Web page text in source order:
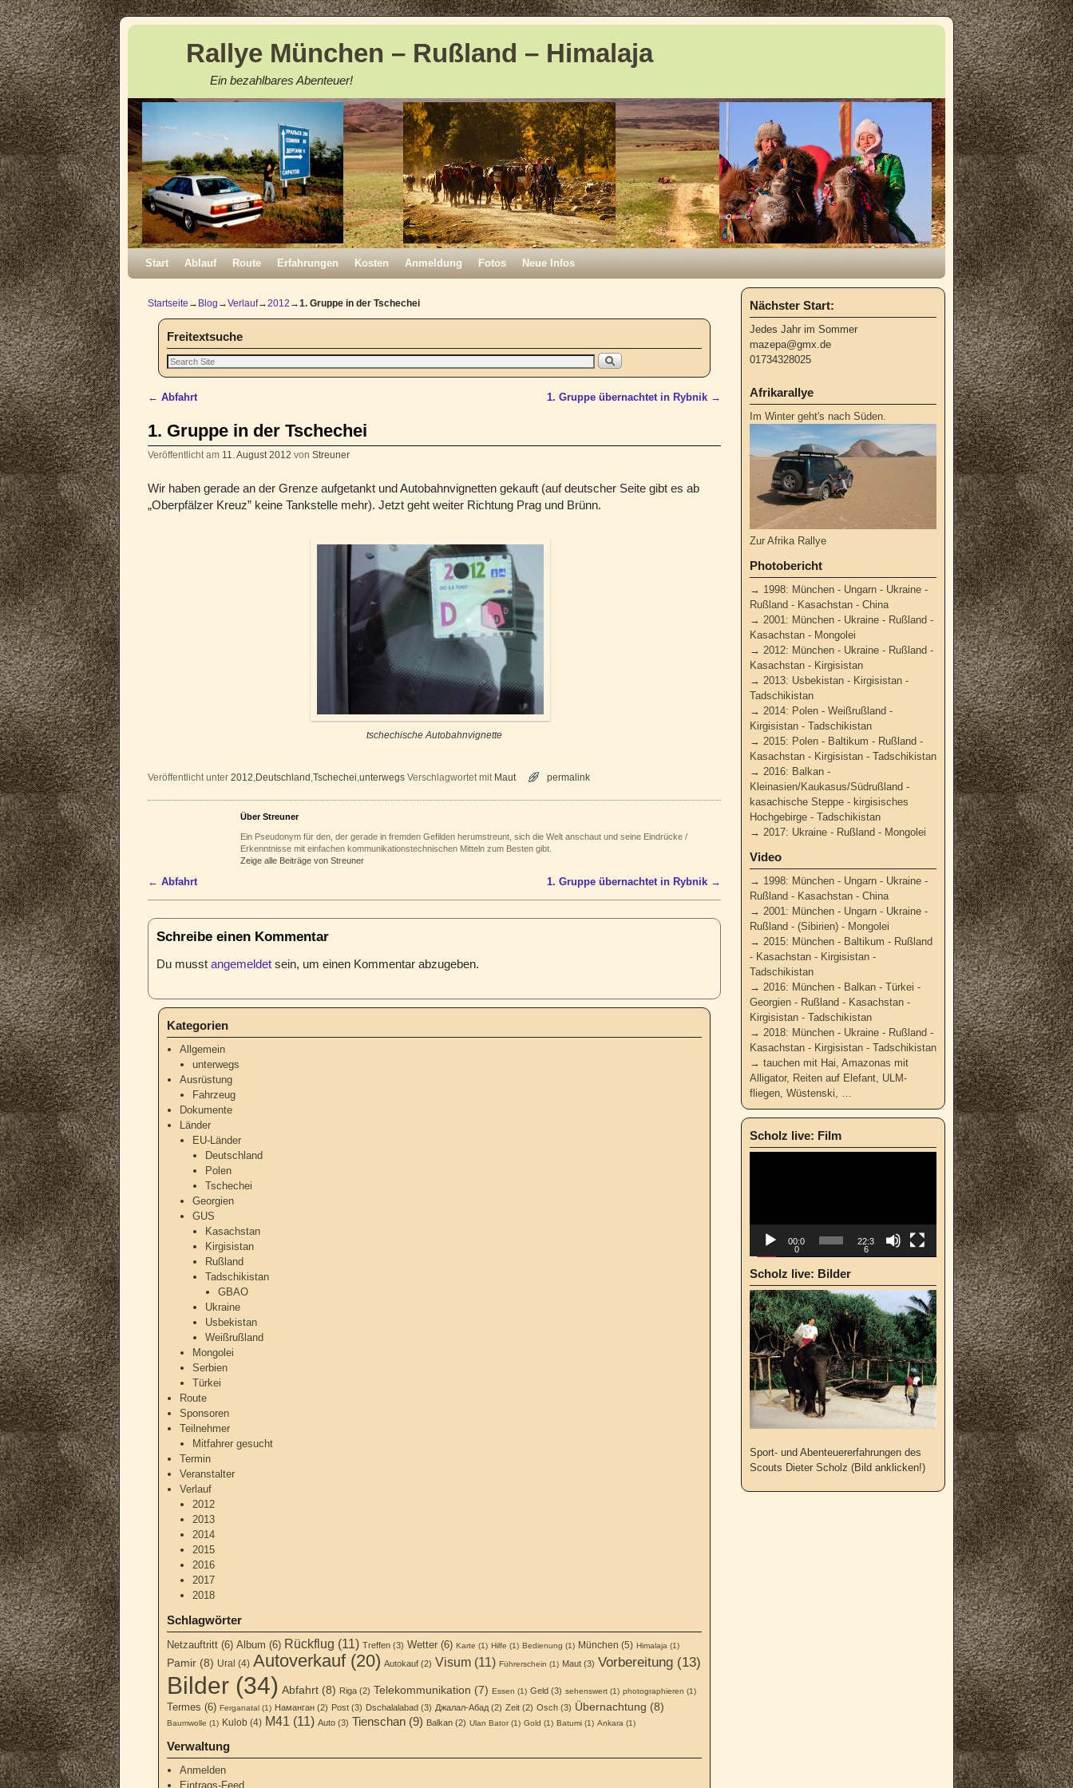
Rallye München – Rußland – Himalaja
Ein bezahlbares Abenteuer!
Start Ablauf Route Erfahrungen Kosten Anmeldung Fotos Neue Infos
Startseite → Blog →Verlauf→2012 →1. Gruppe in der Tschechei
Freitextsuche
Artikelnavigation
← Abfahrt 1. Gruppe übernachtet in Rybnik →
1. Gruppe in der Tschechei
Veröffentlicht am 11. August 2012 von Streuner
Wir haben gerade an der Grenze aufgetankt und Autobahnvignetten gekauft (auf deutscher Seite gibt es ab
„Oberpfälzer Kreuz” keine Tankstelle mehr). Jetzt geht weiter Richtung Prag und Brünn.
tschechische Autobahnvignette
Veröffentlicht unter 2012 Deutschland Tschechei unterwegs Verschlagwortet mit Maut permalink
Über Streuner
Ein Pseudonym für den, der gerade in fremden Gefilden herumstreunt, sich die Welt anschaut und seine Eindrücke /
Erkenntnisse mit einfachen kommunikationstechnischen Mitteln zum Besten gibt.
Zeige alle Beiträge von Streuner
Artikelnavigation
← Abfahrt 1. Gruppe übernachtet in Rybnik →
Schreibe einen Kommentar
Du musst angemeldet sein, um einen Kommentar abzugeben.
Kategorien
Allgemein
unterwegs
Ausrüstung
Fahrzeug
Dokumente
Länder
EU-Länder
Deutschland
Polen
Tschechei
Georgien
GUS
Kasachstan
Kirgisistan
Rußland
Tadschikistan
GBAO
Ukraine
Usbekistan
Weißrußland
Mongolei
Serbien
Türkei
Route
Sponsoren
Teilnehmer
Mitfahrer gesucht
Termin
Veranstalter
Verlauf
2012
2013
2014
2015
2016
2017
2018
Schlagwörter
Netzauftritt (6) Album (6) Rückflug (11) Treffen (3) Wetter (6) Karte (1) Hilfe (1) Bedienung (1) München (5) Himalaja (1)
Pamir (8) Ural (4) Autoverkauf (20) Autokauf (2) Visum (11) Führerschein (1) Maut (3) Vorbereitung (13)
Bilder (34) Abfahrt (8) Riga (2) Telekommunikation (7) Essen (1) Geld (3) sehenswert (1) photographieren (1)
Termes (6) Ferganatal (1) Наманган (2) Post (3) Dschalalabad (3) Джалал-Абад (2) Zeit (2) Osch (3) Übernachtung (8)
Baumwolle (1) Kulob (4) M41 (11) Auto (3) Tienschan (9) Balkan (2) Ulan Bator (1) Gold (1) Batumi (1) Ankara (1)
Verwaltung
Anmelden
Eintrags-Feed
Nächster Start:
Jedes Jahr im Sommer
mazepa@gmx.de
01734328025
Afrikarallye
Im Winter geht's nach Süden.
Zur Afrika Rallye
Photobericht
→ 1998: München - Ungarn - Ukraine -
Rußland - Kasachstan - China
→ 2001: München - Ukraine - Rußland -
Kasachstan - Mongolei
→ 2012: München - Ukraine - Rußland -
Kasachstan - Kirgisistan
→ 2013: Usbekistan - Kirgisistan -
Tadschikistan
→ 2014: Polen - Weißrußland -
Kirgisistan - Tadschikistan
→ 2015: Polen - Baltikum - Rußland -
Kasachstan - Kirgisistan - Tadschikistan
→ 2016: Balkan -
Kleinasien/Kaukasus/Südrußland -
kasachische Steppe - kirgisisches
Hochgebirge - Tadschikistan
→ 2017: Ukraine - Rußland - Mongolei
Video
→ 1998: München - Ungarn - Ukraine -
Rußland - Kasachstan - China
→ 2001: München - Ungarn - Ukraine -
Rußland - (Sibirien) - Mongolei
→ 2015: München - Baltikum - Rußland
- Kasachstan - Kirgisistan -
Tadschikistan
→ 2016: München - Balkan - Türkei -
Georgien - Rußland - Kasachstan -
Kirgisistan - Tadschikistan
→ 2018: München - Ukraine - Rußland -
Kasachstan - Kirgisistan - Tadschikistan
→ tauchen mit Hai, Amazonas mit
Alligator, Reiten auf Elefant, ULM-
fliegen, Wüstenski, …
Scholz live: Film
00:0
0
22:3
6
Scholz live: Bilder
Sport- und Abenteuererfahrungen des
Scouts Dieter Scholz (Bild anklicken!)